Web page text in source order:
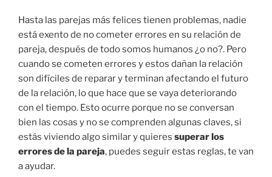
Hasta las parejas más felices tienen problemas, nadie
está exento de no cometer errores en su relación de
pareja, después de todo somos humanos ¿o no?. Pero
cuando se cometen errores y estos dañan la relación
son difíciles de reparar y terminan afectando el futuro
de la relación, lo que hace que se vaya deteriorando
con el tiempo. Esto ocurre porque no se conversan
bien las cosas y no se comprenden algunas claves, si
estás viviendo algo similar y quieres superar los
errores de la pareja, puedes seguir estas reglas, te van
a ayudar.